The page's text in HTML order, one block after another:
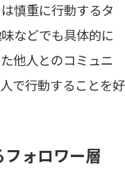
慎重に行動するタ
などでも具体的に
他人とのコミュニ
で行動することを好
ォロワー層